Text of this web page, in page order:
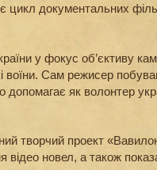
є цикл документальних
у фокус об’єктиву
воїни. Сам режисер
допомагає як волонтер
творчий проект
відео новел, а також